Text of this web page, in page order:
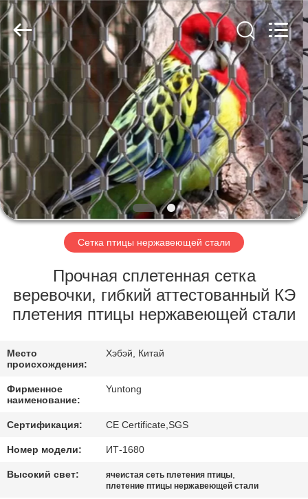
ДОМ
ПРОДУКТЫ
О
НАС
ПУТЕШЕСТВИЕ
ФАБРИКИ
ПРОВЕРКА
КАЧЕСТВА
СВЯЖИТЕСЬ
МЫ
СПРОСИТЕ
ЦИТАТУ
провода
нержавеющей
стали
поставщик.
Copyright
2018
decorativeropemesh.com.
All
Rights
Reserved.
Сетка птицы нержавеющей стали
Прочная сплетенная сетка
веревочки, гибкий аттестованный КЭ
плетения птицы нержавеющей стали
Место
происхождения:
Хэбэй, Китай
Фирменное
наименование:
Yuntong
Сертификация: CE Certificate,SGS
Номер модели: ИТ-1680
Высокий свет: ячеистая сеть плетения птицы,
плетение птицы нержавеющей стали